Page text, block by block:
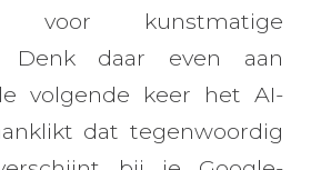
voor kunstmatige
Denk daar even aan
volgende keer het AI-
dat tegenwoordig